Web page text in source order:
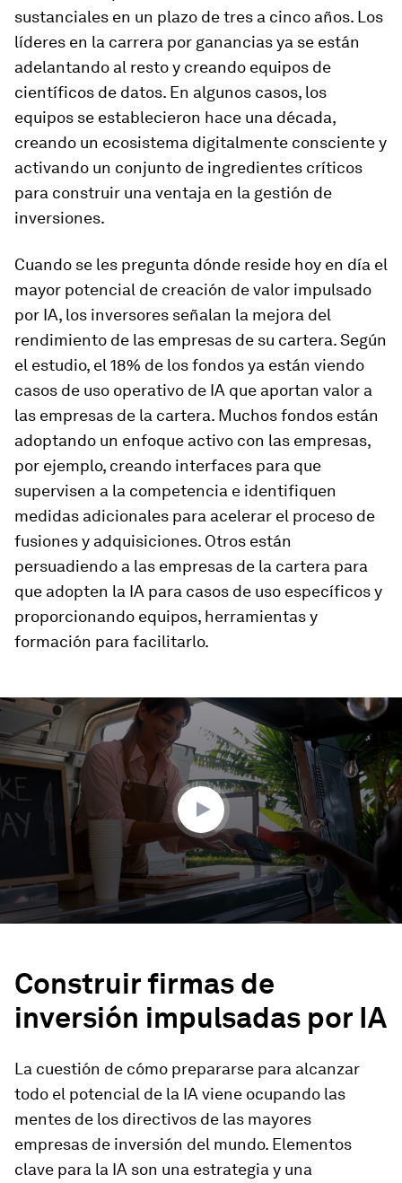
sustanciales en un plazo de tres a cinco años. Los
líderes en la carrera por ganancias ya se están
adelantando al resto y creando equipos de
científicos de datos. En algunos casos, los
equipos se establecieron hace una década,
creando un ecosistema digitalmente consciente y
activando un conjunto de ingredientes críticos
para construir una ventaja en la gestión de
inversiones.
Cuando se les pregunta dónde reside hoy en día el
mayor potencial de creación de valor impulsado
por IA, los inversores señalan la mejora del
rendimiento de las empresas de su cartera. Según
el estudio, el 18% de los fondos ya están viendo
casos de uso operativo de IA que aportan valor a
las empresas de la cartera. Muchos fondos están
adoptando un enfoque activo con las empresas,
por ejemplo, creando interfaces para que
supervisen a la competencia e identifiquen
medidas adicionales para acelerar el proceso de
fusiones y adquisiciones. Otros están
persuadiendo a las empresas de la cartera para
que adopten la IA para casos de uso específicos y
proporcionando equipos, herramientas y
formación para facilitarlo.
0
seconds
of
4
minutes,
10
seconds
Construir firmas de
inversión impulsadas por IA
La cuestión de cómo prepararse para alcanzar
todo el potencial de la IA viene ocupando las
mentes de los directivos de las mayores
empresas de inversión del mundo. Elementos
clave para la IA son una estrategia y una